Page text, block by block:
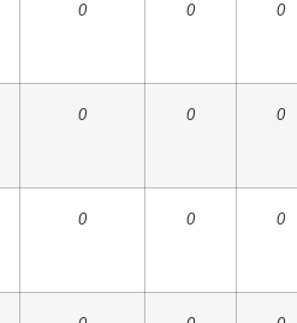
0 0 0
0 0 0
0 0 0